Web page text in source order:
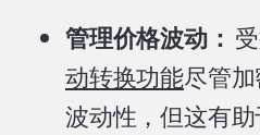
管理价格波动：
动转换功能尽管
波动性，但这有助